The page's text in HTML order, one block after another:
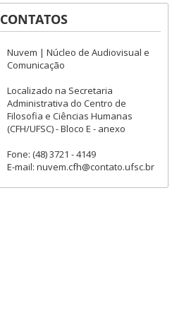
CONTATOS
Nuvem | Núcleo de Audiovisual e
Comunicação
Localizado na Secretaria
Administrativa do Centro de
Filosofia e Ciências Humanas
(CFH/UFSC) - Bloco E - anexo
Fone: (48) 3721 - 4149
E-mail: nuvem.cfh@contato.ufsc.br